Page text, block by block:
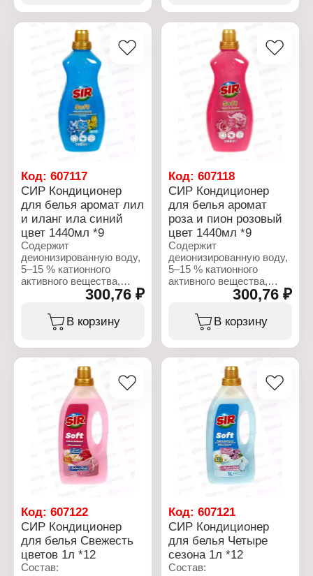
метилизотиазолинон).
Характеристики:
Бренд: SIR
Тип товара: Кондиционер
для белья
Аромат: "Ваниль и
мускус"
Форма выпуска:
концентрат
Тип ткани: для всех
Объем: 1440 мл
метилизотиазолинон).
Характеристики:
Бренд: SIR
Тип товара: Кондиционер
для белья
Аромат: "Лаванда и
магнолия"
Форма выпуска:
концентрат
Тип ткани: для всех
типов ткани
Объем: 1440 мл
Код: 607117
СИР Кондиционер
для белья аромат лил
и иланг ила синий
цвет 1440мл *9
Содержит
деионизированную воду,
5–15 % катионного
активного вещества,
ароматизатор (кумарин,
линалилацетат,
тетраметилацетилоктагидронафталины),
метилизотиазолинон).
Характеристики:
Бренд: SIR
Тип товара: Кондиционер
для белья
Аромат: "Лилия и иланг-
Форма выпуска:
концентрат
Тип ткани: для всех
Объем: 1440 мл
300,76 ₽
В корзину
Код:607118
СИР Кондиционер
для белья аромат
роза и пион розовый
цвет 1440мл *9
Содержит
деионизированную воду,
5–15 % катионного
активного вещества,
ароматизатор (кумарин,
линалилацетат,
метилизотиазолинон).
Характеристики:
Бренд: SIR
Тип товара: Кондиционер
для белья
Аромат: "Роза и пион"
Форма выпуска:
концентрат
Тип ткани: для всех
типов ткани
300,76 ₽
В корзину
Код: 607122
СИР Кондиционер
для белья Свежесть
цветов 1л *12
Состав:
Код:607121
СИР Кондиционер
для белья Четыре
сезона 1л *12
Состав: